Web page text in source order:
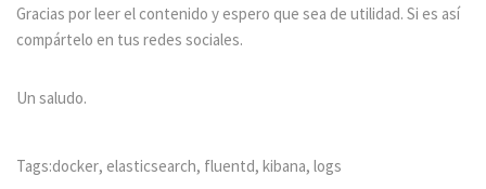
Gracias por leer el contenido y espero que sea de utilidad. Si es así
compártelo en tus redes sociales.
Un saludo.
Tags:docker, elasticsearch, fluentd, kibana, logs